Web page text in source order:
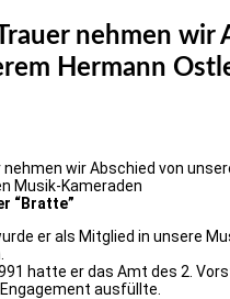
nehmen wir
Hermann
nehmen wir Abschied von
Musik-Kameraden
“Bratte”
er als Mitglied in unsere
hatte er das Amt des 2.
ausfüllte.